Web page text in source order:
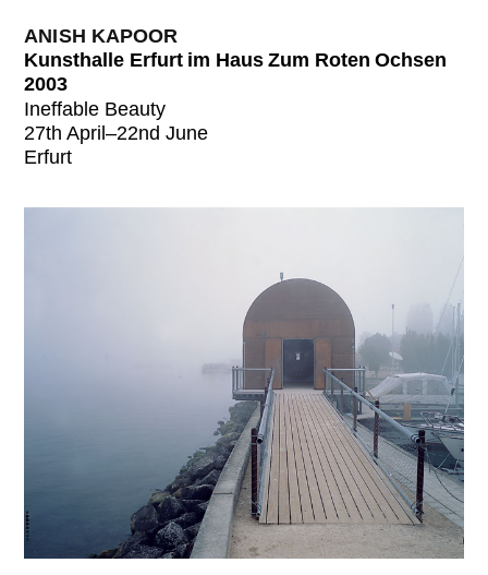
ANISH KAPOOR
Kunsthalle Erfurt im Haus Zum Roten Ochsen
2003
Ineffable Beauty
27th April–22nd June
Erfurt